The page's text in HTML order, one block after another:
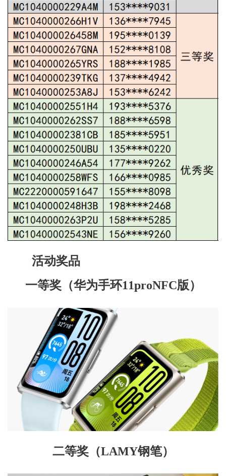
指
南
馆
资
源
互
交
流
阅
推
广
活动奖品
一等奖（华为手环11proNFC版）
二等奖（LAMY钢笔）